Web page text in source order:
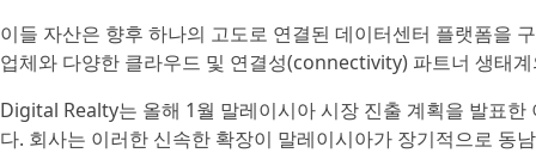
이들 자산은 향후 하나의 고도로 연결된 데이터센터 플랫폼을
업체와 다양한 클라우드 및 연결성(connectivity) 파트너 생태
Digital Realty는 올해 1월 말레이시아 시장 진출 계획을 발표
다. 회사는 이러한 신속한 확장이 말레이시아가 장기적으로 동